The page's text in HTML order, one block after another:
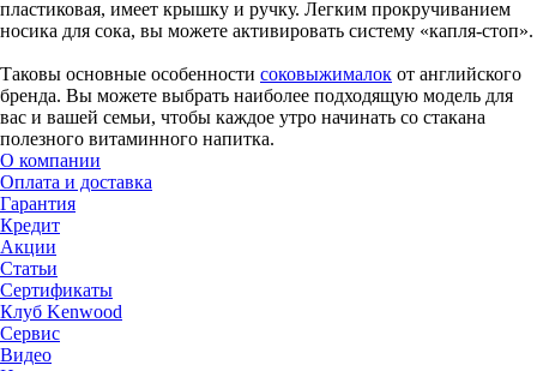
пластиковая, имеет крышку и ручку. Легким прокручиванием
носика для сока, вы можете активировать систему «капля-стоп».
Таковы основные особенности соковыжималок от английского
бренда. Вы можете выбрать наиболее подходящую модель для
вас и вашей семьи, чтобы каждое утро начинать со стакана
полезного витаминного напитка.
О компании
Оплата и доставка
Гарантия
Кредит
Акции
Статьи
Сертификаты
Клуб Kenwood
Сервис
Видео